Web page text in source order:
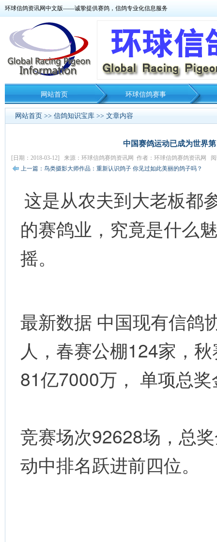
环球信鸽资讯网中文版——诚挚提供赛鸽，信鸽专业化信息服务
网站首页 环球信鸽赛事
网站首页 >> 信鸽知识宝库 >> 文章内容
中国赛鸽运动已成为世界
[日期：2018-03-12] 来源：环球信鸽赛鸽资讯网 作者：环球信鸽赛鸽资讯网 阅
上一篇：鸟类摄影大师作品：重新认识鸽子 你见过如此美丽的鸽子吗？
这是从农夫到大老板都
的赛鸽业，究竟是什么
摇。
最新数据 中国现有信鸽
人，春赛公棚124家，
81亿7000万， 单项总
竞赛场次92628场，总
动中排名跃进前四位。